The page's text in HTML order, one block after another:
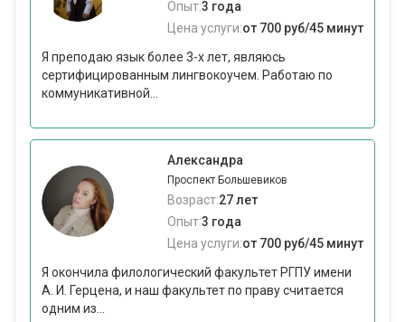
Опыт:3 года
Цена услуги:от 700 руб/45 минут
Я преподаю язык более 3-х лет, являюсь
сертифицированным лингвокоучем. Работаю по
коммуникативной...
Александра
Проспект Большевиков
Возраст:27 лет
Опыт:3 года
Цена услуги:от 700 руб/45 минут
Я окончила филологический факультет РГПУ имени
А. И. Герцена, и наш факультет по праву считается
одним из...